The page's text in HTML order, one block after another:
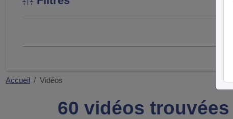
Accueil Vidéos
60 vidéos trouvées